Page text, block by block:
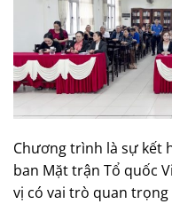
Chương trình là sự kết
ban Mặt trận Tổ quốc
vị có vai trò quan